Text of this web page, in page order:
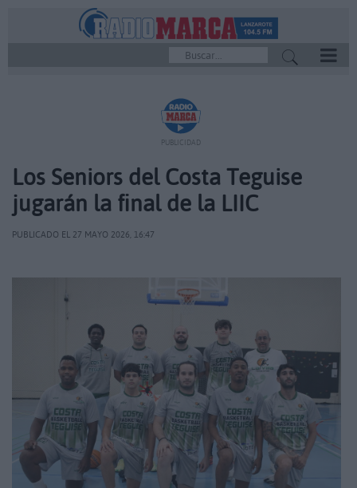
PUBLICIDAD
Los Seniors del Costa Teguise
jugarán la final de la LIIC
PUBLICADO EL 27 MAYO 2026, 16:47